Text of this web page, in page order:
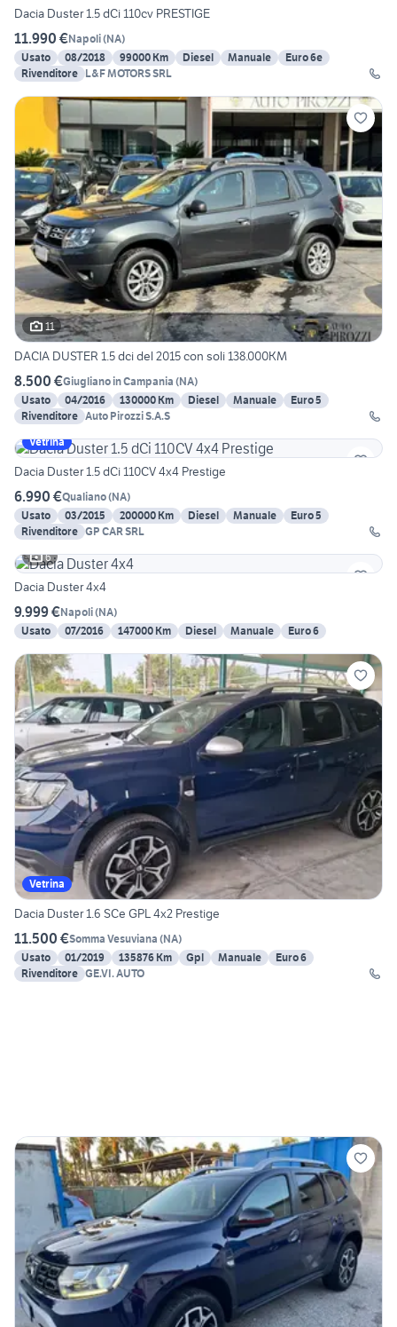
Dacia Duster 1.5 dCi 110cv PRESTIGE
11.990 €Napoli(NA)
Usato
08/2018 99000 Km Diesel Manuale
Euro 6e
Rivenditore L&F MOTORS SRL
11
DACIA DUSTER 1.5 dci del 2015 con soli 138.000KM
8.500 €Giugliano in Campania (NA)
Usato
04/2016 130000 Km Diesel Manuale
Euro 5
Rivenditore Auto Pirozzi S.A.S
Vetrina
Dacia Duster 1.5 dCi 110CV 4x4 Prestige
6.990 €Qualiano(NA)
Usato
03/2015 200000 Km Diesel Manuale
Euro 5
Rivenditore GP CAR SRL
6
Dacia Duster 4x4
9.999 €Napoli(NA)
Usato
07/2016 147000 Km Diesel Manuale Euro 6
Vetrina
Dacia Duster 1.6 SCe GPL 4x2 Prestige
11.500 €Somma Vesuviana (NA)
Usato
01/2019 135876 Km Gpl Manuale
Euro 6
Rivenditore GE.VI. AUTO